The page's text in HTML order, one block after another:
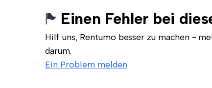
Einen Fehler bei
Hilf uns, Rentumo besser zu machen -
darum.
Ein Problem melden